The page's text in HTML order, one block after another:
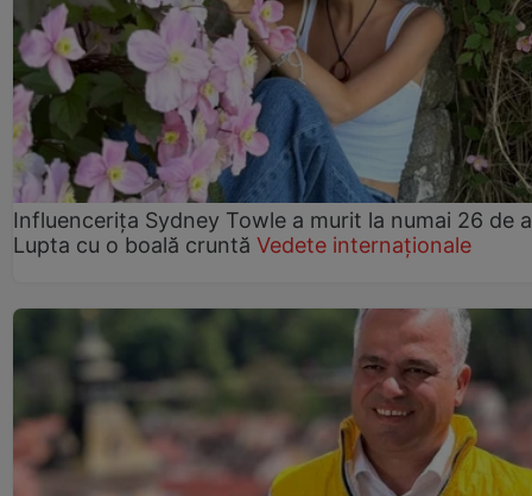
Influencerița Sydney Towle a murit la numai 26 de
Lupta cu o boală cruntă Vedete internaționale